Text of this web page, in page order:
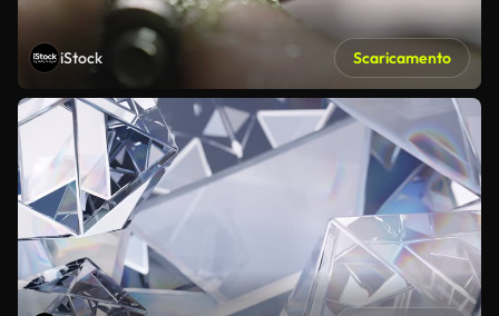
iStock Scaricamento